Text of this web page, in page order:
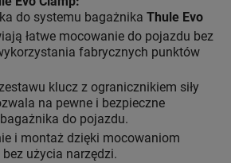
do systemu bagażnika Thule Evo
łatwe mocowanie do pojazdu bez
fabrycznych punktów
klucz z ogranicznikiem siły
na pewne i bezpieczne
do pojazdu.
i montaż dzięki mocowaniom
użycia narzędzi.